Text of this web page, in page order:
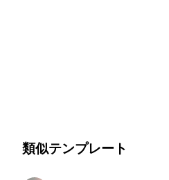
類似テンプレート